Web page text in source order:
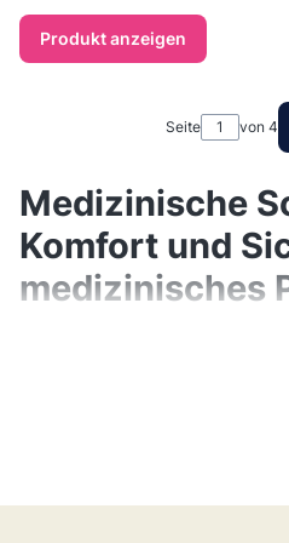
Produkt anzeigen
Seite von 4
Medizinische
Komfort und
medizinisches
richtigen Schuhe